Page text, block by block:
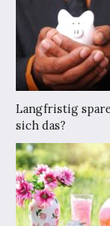
Langfristig
sich das?